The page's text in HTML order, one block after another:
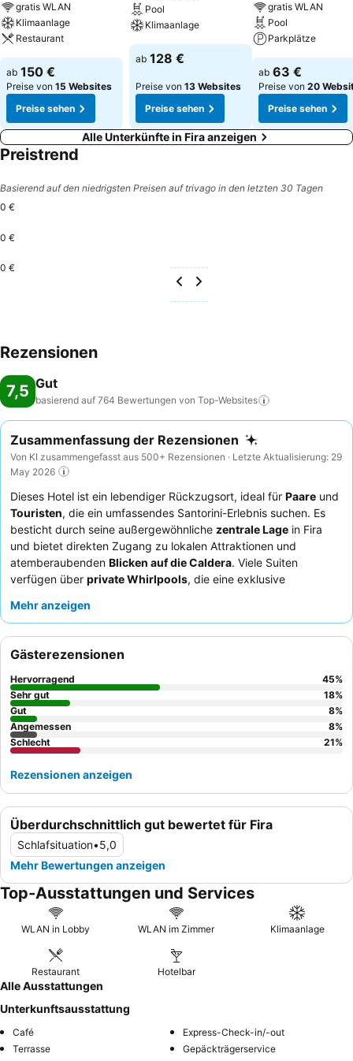
gratis WLAN
Klimaanlage
Restaurant
ab 150 €
Preise von 15 Websites
Preise sehen
Pool
Klimaanlage
ab 128 €
Preise von 13 Websites
Preise sehen
gratis WLAN
Pool
Parkplätze
ab 63 €
Preise von 20
Preise sehen
Alle Unterkünfte in Fira anzeigen
Preistrend
Basierend auf den niedrigsten Preisen auf trivago in den letzten 30 Tagen
0 €
0 €
0 €
Rezensionen
7,5 Gut
basierend auf 764 Bewertungen von Top-Websites
Zusammenfassung der Rezensionen
Von KI zusammengefasst aus 500+ Rezensionen · Letzte Aktualisierung: 29
May 2026
Dieses Hotel ist ein lebendiger Rückzugsort, ideal für Paare und
Touristen, die ein umfassendes Santorini-Erlebnis suchen. Es
besticht durch seine außergewöhnliche zentrale Lage in Fira
und bietet direkten Zugang zu lokalen Attraktionen und
atemberaubenden Blicken auf die Caldera. Viele Suiten
verfügen über private Whirlpools, die eine exklusive
stets dasfreundliche und aufmerksame Personal
Für ein privateres Erlebnis empfiehlt es sich, ein Zimmer in einer
höheren Etage zu buchen, um Privatsphäre und Aussicht
optimal zu nutzen.
Mehr anzeigen
Überdurchschnittlich gut bewertet für Fira
Schlafsituation•5,0
Mehr Bewertungen anzeigen
Gästerezensionen
Hervorragend 45%
Sehr gut
18%
Gut
8%
Angemessen
8%
Schlecht
21%
Rezensionen anzeigen
Top-Ausstattungen und Services
WLAN in Lobby WLAN im Zimmer Klimaanlage
Restaurant Hotelbar
Alle Ausstattungen
Unterkunftsausstattung
Café
Express-Check-in/-out
Terrasse
Gepäckträgerservice